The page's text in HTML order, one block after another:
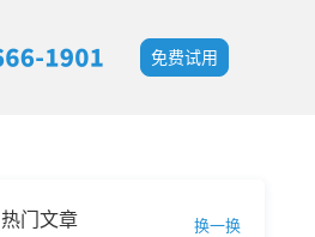
免费试用
热门文章 换一换